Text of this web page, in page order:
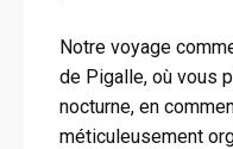
Notre voyage
de Pigalle, où vous
nocturne, en
méticuleusement